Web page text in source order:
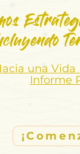
una
Informe